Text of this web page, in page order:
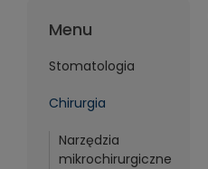
Menu
Stomatologia
Chirurgia
Narzędzia
mikrochirurgiczne